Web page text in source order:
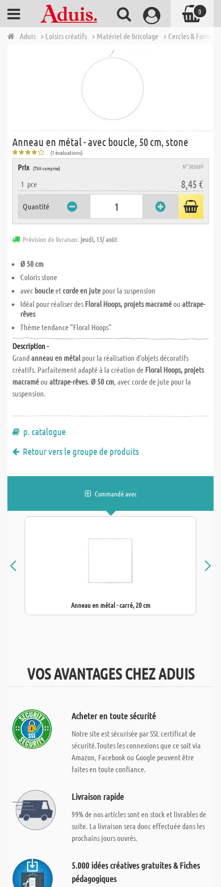
Aduis > Loisirs créatifs > Matériel de bricolage > Cercles & Formes
Anneau en métal - avec boucle, 50 cm, stone
(1 évaluations)
Prix (TVA comprise) N° 305689
1 pce 8,45 €
Quantité
Prévision de livraison: jeudi, 13/ août
Ø 50 cm
Coloris stone
avec boucleetcorde en jute pour la suspension
Idéal pour réaliser des Floral Hoops, projets macraméou attrape-
rêves
Thème tendance "Floral Hoops"
Description -
Grandanneau en métalpour la réalisation d'objets décoratifs
créatifs. Parfaitement adapté à la création de Floral Hoops, projets
macraméou attrape-rêves. Ø 50 cm, avec corde de jute pour la
suspension.
p. catalogue
Retour vers le groupe de produits
Commandé avec
Anneau en métal - carré, 20 cm
VOS AVANTAGES CHEZ ADUIS
Acheter en toute sécurité
Notre site est sécurisée par SSL certificat de
sécurité.Toutes les connexions que ce soit via
Amazon, Facebook ou Google peuvent être
faites en toute confiance.
Livraison rapide
99% de nos articles sont en stock et livrables de
suite. La livraison sera donc effectuée dans les
prochains jours ouvrés.
5.000 idées créatives gratuites & Fiches
pédagogiques
0